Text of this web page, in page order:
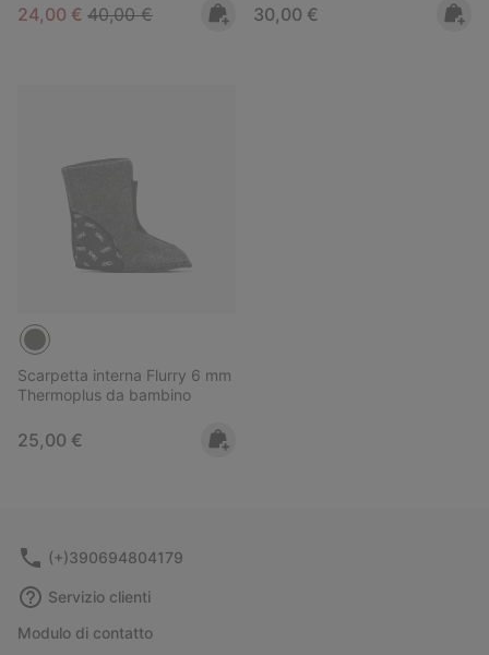
Sale price:
24,00 € Regular price:
40,00 € Regular price:
30,00 €
Scarpetta interna Flurry 6 mm
Thermoplus da bambino
Regular price:
25,00 €
(+)390694804179
Servizio clienti
Modulo di contatto